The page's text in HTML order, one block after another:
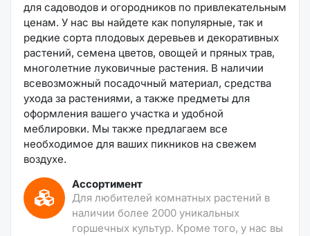
для садоводов и огородников по привлекательным
ценам. У нас вы найдете как популярные, так и
редкие сорта плодовых деревьев и декоративных
растений, семена цветов, овощей и пряных трав,
многолетние луковичные растения. В наличии
всевозможный посадочный материал, средства
ухода за растениями, а также предметы для
оформления вашего участка и удобной
меблировки. Мы также предлагаем все
необходимое для ваших пикников на свежем
воздухе.
Ассортимент
Для любителей комнатных растений в
наличии более 2000 уникальных
горшечных культур. Кроме того, у нас вы